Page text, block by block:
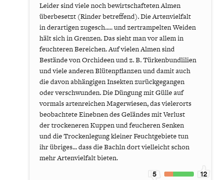
Leider sind viele noch bewirtschafteten Almen
überbesetzt (Rinder betreffend). Die Artenvielfalt
in derartigen zugesch..... und zertrampelten Weiden
hält sich in Grenzen. Das sieht man vor allem in
feuchteren Bereichen. Auf vielen Almen sind
Bestände von Orchideen und z. B. Türkenbundlilien
und viele anderen Blütenpflanzen und damit auch
die davon abhängigen Insekten zurückgegangen
oder verschwunden. Die Düngung mit Gülle auf
vormals artenreichen Magerwiesen, das vielerorts
beobachtete Einebnen des Geländes mit Verlust
der trockeneren Kuppen und feucheren Senken
und die Trockenlegung kleiner Feuchtgebiete tun
ihr übriges... dass die Bachln dort vielleicht schon
mehr Artenvielfalt bieten.
5 12